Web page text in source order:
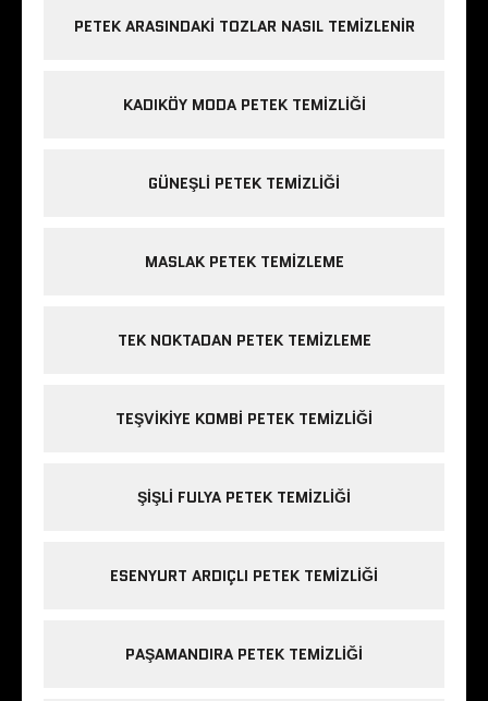
PETEK ARASINDAKI TOZLAR NASIL TEMIZLENIR
KADIKÖY MODA PETEK TEMIZLIĞI
GÜNEŞLI PETEK TEMIZLIĞI
MASLAK PETEK TEMIZLEME
TEK NOKTADAN PETEK TEMIZLEME
TEŞVIKIYE KOMBI PETEK TEMIZLIĞI
ŞIŞLI FULYA PETEK TEMIZLIĞI
ESENYURT ARDIÇLI PETEK TEMIZLIĞI
PAŞAMANDIRA PETEK TEMIZLIĞI